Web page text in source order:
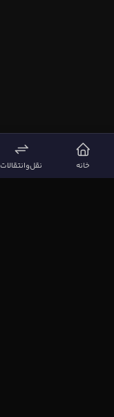
خانه نقل‌وانتقالات